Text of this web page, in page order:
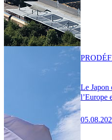
Le Japon
l’Europe
PRO